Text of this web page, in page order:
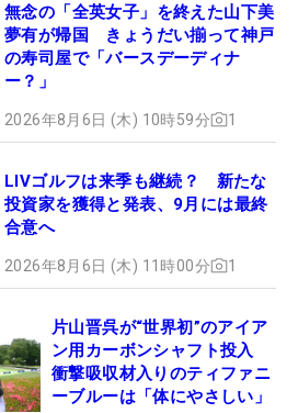
無念の「全英女子」を終えた山下美
夢有が帰国 きょうだい揃って神戸
の寿司屋で「バースデーディナ
ー？」
2026年8月6日 (木) 10時59分 1
LIVゴルフは来季も継続？ 新たな
投資家を獲得と発表、9月には最終
合意へ
2026年8月6日 (木) 11時00分 1
片山晋呉が“世界初”のアイア
ン用カーボンシャフト投入
衝撃吸収材入りのティファニ
ーブルーは「体にやさしい」